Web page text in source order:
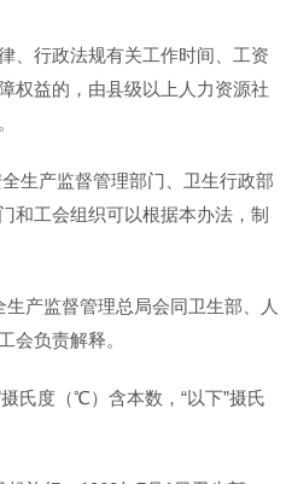
、行政法规有关工作时间、工资
权益的，由县级以上人力资源社
生产监督管理部门、卫生行政部
和工会组织可以根据本办法，制
产监督管理总局会同卫生部、人
会负责解释。
氏度（℃）含本数，“以下”摄氏